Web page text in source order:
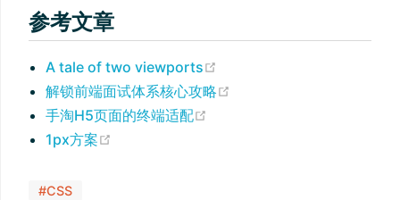
参考文章
A tale of two viewports
解锁前端面试体系核心攻略
手淘H5页面的终端适配
1px方案
#CSS